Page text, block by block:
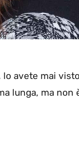
lo avete mai
lunga, ma non